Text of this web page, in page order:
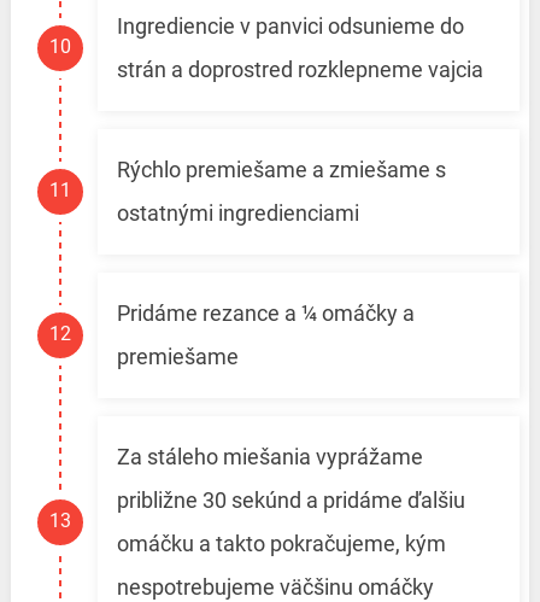
Ingrediencie v panvici odsunieme do
strán a doprostred rozklepneme vajcia
Rýchlo premiešame a zmiešame s
ostatnými ingredienciami
Pridáme rezance a ¼ omáčky a
premiešame
Za stáleho miešania vyprážame
približne 30 sekúnd a pridáme ďalšiu
omáčku a takto pokračujeme, kým
nespotrebujeme väčšinu omáčky